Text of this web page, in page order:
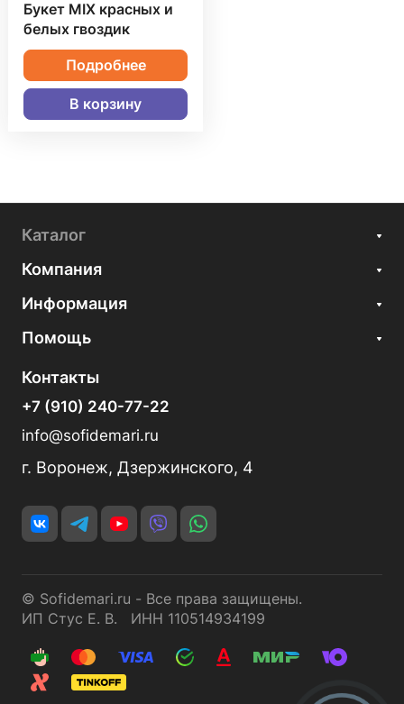
Букет MIX красных и
белых гвоздик
Подробнее
В корзину
Каталог
Компания
Информация
Помощь
Контакты
+7 (910) 240-77-22
info@sofidemari.ru
г. Воронеж, Дзержинского, 4
© Sofidemari.ru - Все права защищены.
ИП Стус Е. В. ИНН 110514934199